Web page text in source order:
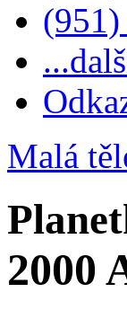
(951)
Malá
2000